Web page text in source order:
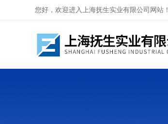
您好，欢迎进入上海抚生实业有限公司网站！